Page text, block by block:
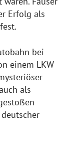
Erfolg als
bei
einem LKW
als